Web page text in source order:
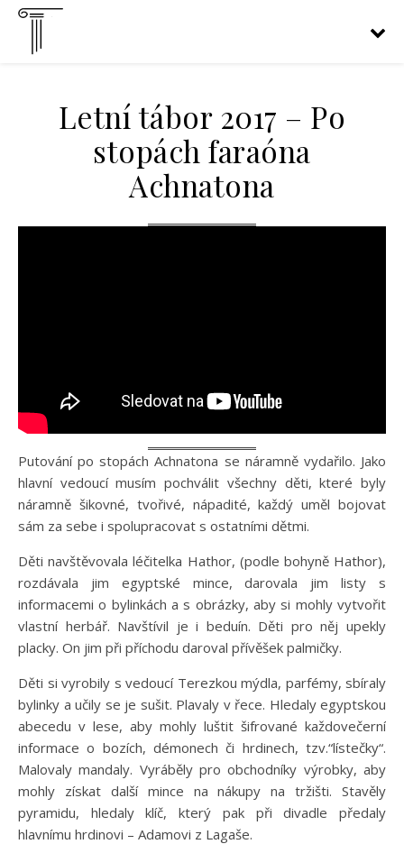
Letní tábor 2017 – Po
stopách faraóna
Achnatona
Putování po stopách Achnatona se náramně vydařilo. Jako
hlavní vedoucí musím pochválit všechny děti, které byly
náramně šikovné, tvořivé, nápadité, každý uměl bojovat
sám za sebe i spolupracovat s ostatními dětmi.
Děti navštěvovala léčitelka Hathor, (podle bohyně Hathor),
rozdávala jim egyptské mince, darovala jim listy s
informacemi o bylinkách a s obrázky, aby si mohly vytvořit
vlastní herbář. Navštívil je i beduín. Děti pro něj upekly
placky. On jim při příchodu daroval přívěšek palmičky.
Děti si vyrobily s vedoucí Terezkou mýdla, parfémy, sbíraly
bylinky a učily se je sušit. Plavaly v řece. Hledaly egyptskou
abecedu v lese, aby mohly luštit šifrované každovečerní
informace o bozích, démonech či hrdinech, tzv.“lístečky“.
Malovaly mandaly. Vyráběly pro obchodníky výrobky, aby
mohly získat další mince na nákupy na tržišti. Stavěly
pyramidu, hledaly klíč, který pak při divadle předaly
hlavnímu hrdinovi – Adamovi z Lagaše.